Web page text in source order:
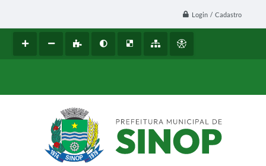
Login / Cadastro